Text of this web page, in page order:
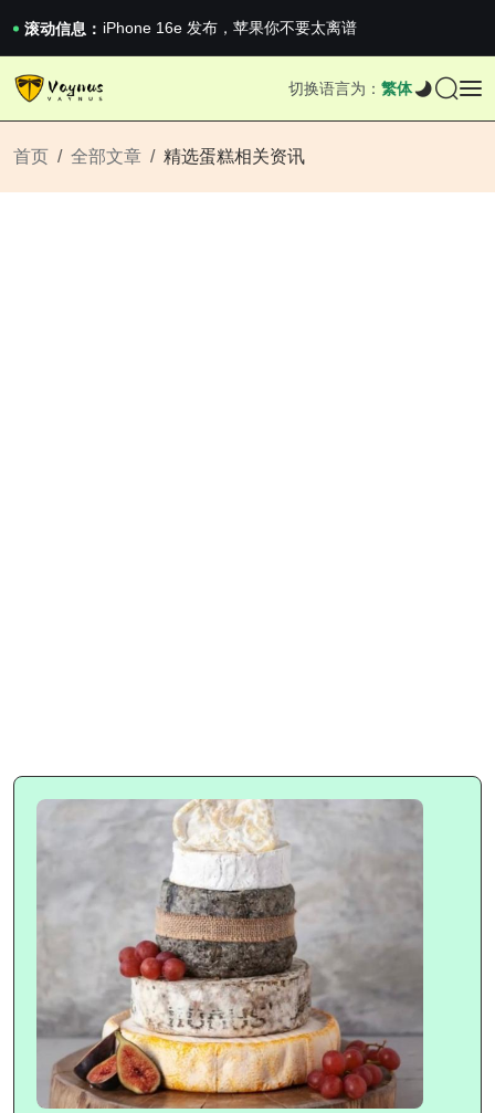
滚动信息： iPhone 16e 发布，苹果你不要太离谱
2026澳网男单收官：全满贯对上全满亚，德约...
《巅峰守卫 Highguard》正式上线，官...
切换语言为： 繁体
首页 全部文章 精选蛋糕相关资讯